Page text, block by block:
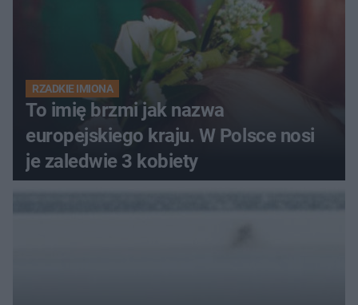
RZADKIE IMIONA
To imię brzmi jak nazwa
europejskiego kraju. W Polsce nosi
je zaledwie 3 kobiety